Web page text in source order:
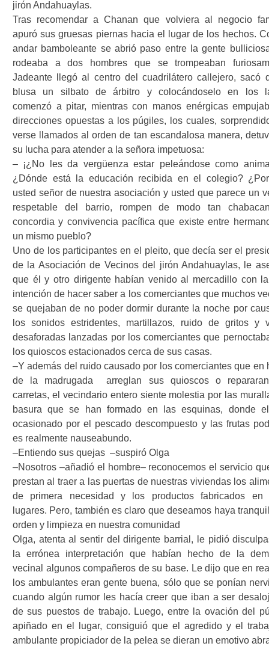
jirón Andahuaylas.
Tras recomendar a Chanan que volviera al negocio
apuró sus gruesas piernas hacia el lugar de los hechos.
andar bamboleante se abrió paso entre la gente
rodeaba a dos hombres que se trompeaban
Jadeante llegó al centro del cuadrilátero callejero, sacó
blusa un silbato de árbitro y colocándoselo en los
comenzó a pitar, mientras con manos enérgicas
direcciones opuestas a los púgiles, los cuales,
verse llamados al orden de tan escandalosa manera,
su lucha para atender a la señora impetuosa:
– ¡¿No les da vergüenza estar peleándose como
¿Dónde está la educación recibida en el colegio?
usted señor de nuestra asociación y usted que parece un
respetable del barrio, rompen de modo tan
concordia y convivencia pacífica que existe entre
un mismo pueblo?
Uno de los participantes en el pleito, que decía ser el
de la Asociación de Vecinos del jirón Andahuaylas, le
que él y otro dirigente habían venido al mercadillo con
intención de hacer saber a los comerciantes que muchos
se quejaban de no poder dormir durante la noche por
los sonidos estridentes, martillazos, ruido de gritos y
desaforadas lanzadas por los comerciantes que
los quioscos estacionados cerca de sus casas.
–Y además del ruido causado por los comerciantes que en
de la madrugada
arreglan sus quioscos o
carretas, el vecindario entero siente molestia por las
basura que se han formado en las esquinas, donde
ocasionado por el pescado descompuesto y las frutas
es realmente nauseabundo.
–Entiendo sus quejas –suspiró Olga
–Nosotros –añadió el hombre– reconocemos el servicio
prestan al traer a las puertas de nuestras viviendas los
de primera necesidad y los productos fabricados en
lugares. Pero, también es claro que deseamos haya
orden y limpieza en nuestra comunidad
Olga, atenta al sentir del dirigente barrial, le pidió
la errónea interpretación que habían hecho de la
vecinal algunos compañeros de su base. Le dijo que en
los ambulantes eran gente buena, sólo que se ponían
cuando algún rumor les hacía creer que iban a ser
de sus puestos de trabajo. Luego, entre la ovación del
apiñado en el lugar, consiguió que el agredido y el
ambulante propiciador de la pelea se dieran un emotivo